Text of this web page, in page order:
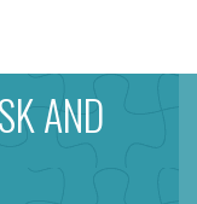
AND